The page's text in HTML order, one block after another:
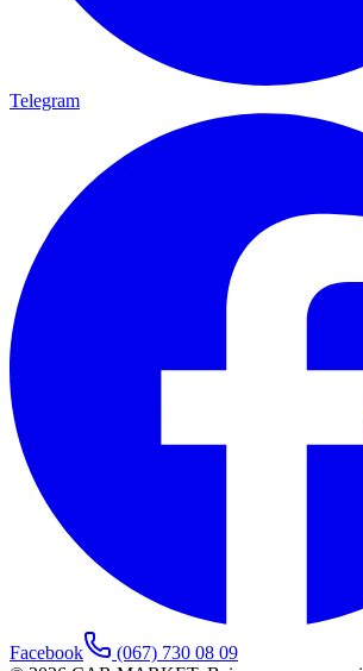
Telegram
Facebook
(067) 730 08 09